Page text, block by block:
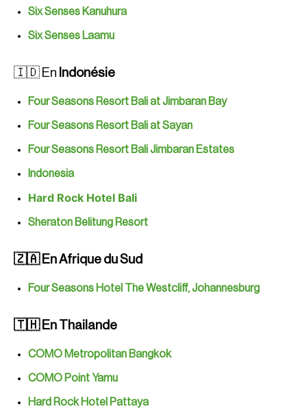
Six Senses Kanuhura
Six Senses Laamu
🇮🇩 En Indonésie
FourSeasons Resort Bali at Jimbaran Bay
Four Seasons Resort Bali at Sayan
Four Seasons Resort Bali Jimbaran Estates
Indonesia
Hard Rock Hotel Bali
Sheraton Belitung Resort
🇿🇦 En Afrique du Sud
Four Seasons Hotel The Westcliff, Johannesburg
🇹🇭 En Thailande
COMO Metropolitan Bangkok
COMO Point Yamu
Hard Rock Hotel Pattaya